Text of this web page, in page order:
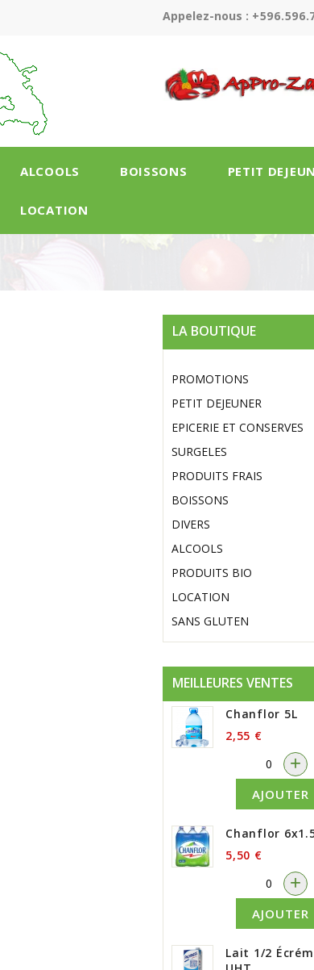
Appelez-nous :
ALCOOLS BOISSONS PETIT
LOCATION
LA BOUTIQUE
PROMOTIONS
PETIT DEJEUNER
EPICERIE ET CONSERVES
SURGELES
PRODUITS FRAIS
BOISSONS
DIVERS
ALCOOLS
PRODUITS BIO
LOCATION
SANS GLUTEN
MEILLEURES VENTES
Chanflor 5L
2,55 €
+
AJOUTER
Chanflor
5,50 €
+
AJOUTER
Lait 1/2